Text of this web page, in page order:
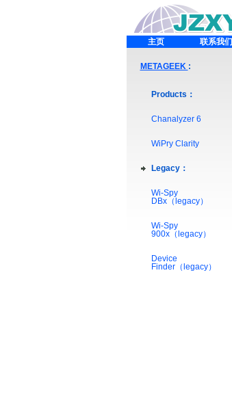
主页 联系我们
METAGEEK :
Products：
Chanalyzer 6
WiPry Clarity
Legacy：
Wi-Spy
DBx（legacy）
Wi-Spy
900x（legacy）
Device
Finder（legacy）